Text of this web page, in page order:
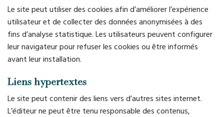
Le site peut utiliser des cookies afin d’améliorer l’expérience
utilisateur et de collecter des données anonymisées à des
fins d’analyse statistique. Les utilisateurs peuvent configurer
leur navigateur pour refuser les cookies ou être informés
avant leur installation.
Liens hypertextes
Le site peut contenir des liens vers d’autres sites internet.
L’éditeur ne peut être tenu responsable des contenus,